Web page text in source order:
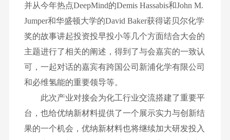
并从今年热点DeepMind的Demis Hassabis和John M.
Jumper和华盛顿大学的David Baker获得诺贝尔化学
奖的故事讲起投资投早投小等几个方面结合大会的
主题进行了相关的阐述，得到了与会嘉宾的一致认
可，一起对话的嘉宾有跨国公司新浦化学有限公司
和必维氢能的重要领导等。
此次产业对接会为化工行业交流搭建了重要平
台， 也给优纳新材料提供了一个展示实力与创新结
果的一个机会，优纳新材料也将继续加大研发投入